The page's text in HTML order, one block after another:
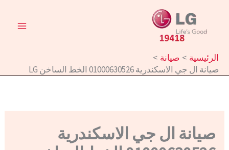
المحتوى
الرئيسية
صيانة
صيانة ال جي الاسكندرية 01000630526 الخط الساخن LG
صيانة ال جي الاسكندرية